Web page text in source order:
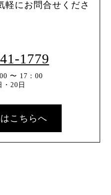
軽にお問合せくださ
1779
〜 17：00
20日
こちらへ